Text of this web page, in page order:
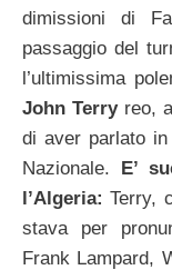
dimissioni di
passaggio del
l’ultimissima
John Terryreo,
di aver parlato in
Nazionale. E’
l’Algeria:Terry,
stava per
Frank Lampard,